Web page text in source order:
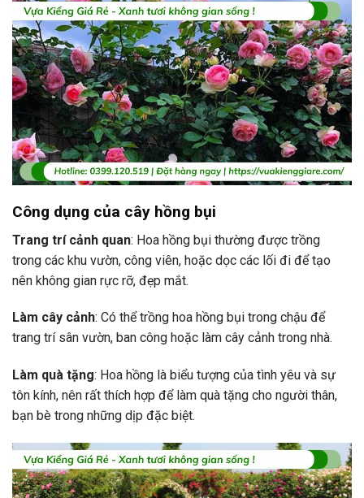
Công dụng của cây hồng bụi
Trang trí cảnh quan: Hoa hồng bụi thường được trồng
trong các khu vườn, công viên, hoặc dọc các lối đi để tạo
nên không gian rực rỡ, đẹp mắt.
Làm cây cảnh: Có thể trồng hoa hồng bụi trong chậu để
trang trí sân vườn, ban công hoặc làm cây cảnh trong nhà.
Làm quà tặng: Hoa hồng là biểu tượng của tình yêu và sự
tôn kính, nên rất thích hợp để làm quà tặng cho người thân,
bạn bè trong những dịp đặc biệt.